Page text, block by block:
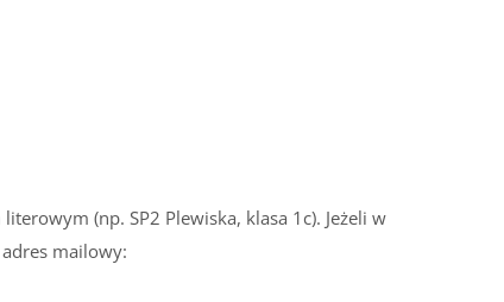
(np. SP2 Plewiska, klasa 1c). Jeżeli w
mailowy: